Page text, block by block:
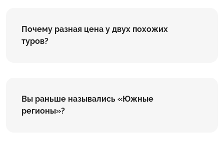
Почему разная цена у двух похожих
туров?
Вы раньше назывались «Южные
регионы»?